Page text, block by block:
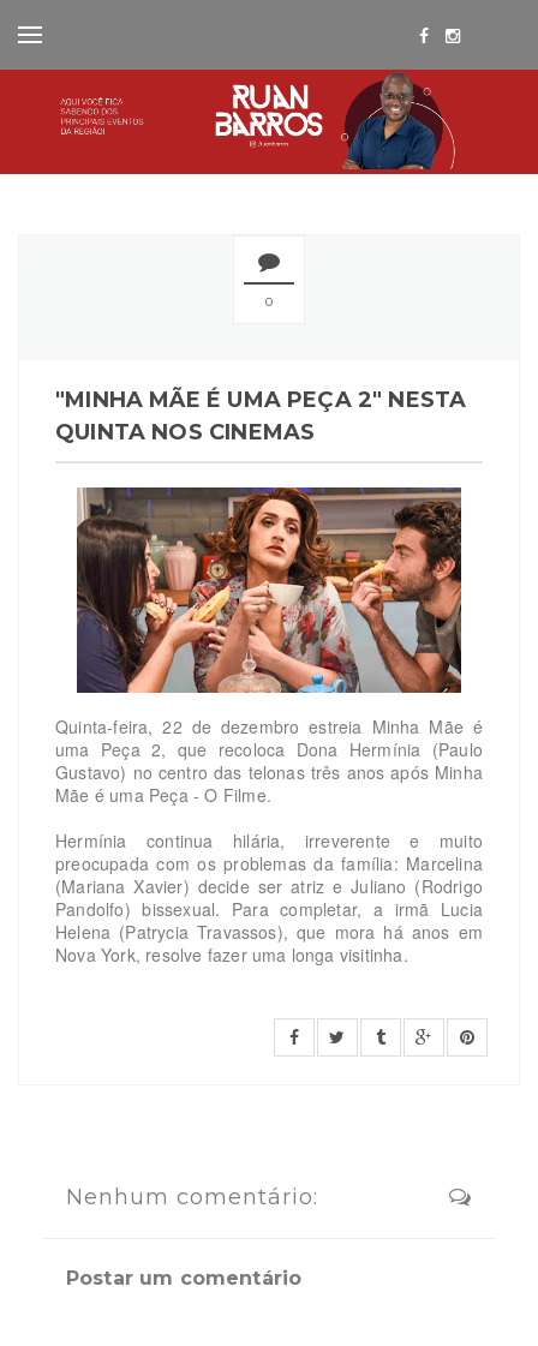
0
"MINHA MÃE É UMA PEÇA 2" NESTA
QUINTA NOS CINEMAS
Quinta-feira, 22 de dezembro estreia Minha Mãe é
uma Peça 2, que recoloca Dona Hermínia (Paulo
Gustavo) no centro das telonas três anos após Minha
Mãe é uma Peça - O Filme.
Hermínia continua hilária, irreverente e muito
preocupada com os problemas da família: Marcelina
(Mariana Xavier) decide ser atriz e Juliano (Rodrigo
Pandolfo) bissexual. Para completar, a irmã Lucia
Helena (Patrycia Travassos), que mora há anos em
Nova York, resolve fazer uma longa visitinha.
Nenhum comentário:
Postar um comentário